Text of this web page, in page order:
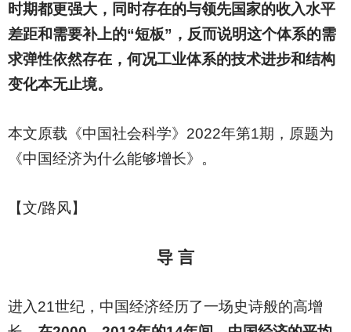
时期都更强大，同时存在的与领先国家的收入水平
差距和需要补上的“短板”，反而说明这个体系的需
求弹性依然存在，何况工业体系的技术进步和结构
变化本无止境。
本文原载《中国社会科学》2022年第1期，原题为
《中国经济为什么能够增长》。
【文/路风】
导 言
进入21世纪，中国经济经历了一场史诗般的高增